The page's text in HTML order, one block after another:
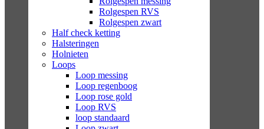
Rolgespen RVS
Rolgespen zwart
Half check ketting
Halsteringen
Holnieten
Loops
Loop messing
Loop regenboog
Loop rose gold
Loop RVS
loop standaard